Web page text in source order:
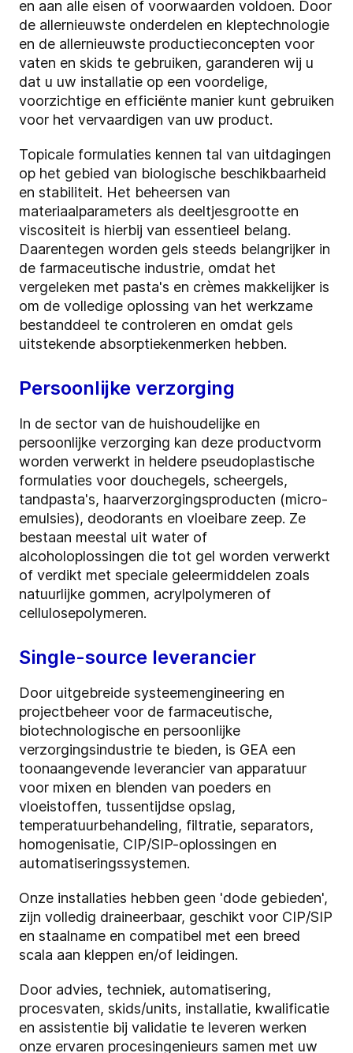
en aan alle eisen of voorwaarden voldoen. Door
de allernieuwste onderdelen en kleptechnologie
en de allernieuwste productieconcepten voor
vaten en skids te gebruiken, garanderen wij u
dat u uw installatie op een voordelige,
voorzichtige en efficiënte manier kunt gebruiken
voor het vervaardigen van uw product.
Topicale formulaties kennen tal van uitdagingen
op het gebied van biologische beschikbaarheid
en stabiliteit. Het beheersen van
materiaalparameters als deeltjesgrootte en
viscositeit is hierbij van essentieel belang.
Daarentegen worden gels steeds belangrijker in
de farmaceutische industrie, omdat het
vergeleken met pasta's en crèmes makkelijker is
om de volledige oplossing van het werkzame
bestanddeel te controleren en omdat gels
uitstekende absorptiekenmerken hebben.
Persoonlijke verzorging
In de sector van de huishoudelijke en
persoonlijke verzorging kan deze productvorm
worden verwerkt in heldere pseudoplastische
formulaties voor douchegels, scheergels,
tandpasta's, haarverzorgingsproducten (micro-
emulsies), deodorants en vloeibare zeep. Ze
bestaan meestal uit water of
alcoholoplossingen die tot gel worden verwerkt
of verdikt met speciale geleermiddelen zoals
natuurlijke gommen, acrylpolymeren of
cellulosepolymeren.
Single-source leverancier
Door uitgebreide systeemengineering en
projectbeheer voor de farmaceutische,
biotechnologische en persoonlijke
verzorgingsindustrie te bieden, is GEA een
toonaangevende leverancier van apparatuur
voor mixen en blenden van poeders en
vloeistoffen, tussentijdse opslag,
temperatuurbehandeling, filtratie, separators,
homogenisatie, CIP/SIP-oplossingen en
automatiseringssystemen.
Onze installaties hebben geen 'dode gebieden',
zijn volledig draineerbaar, geschikt voor CIP/SIP
en staalname en compatibel met een breed
scala aan kleppen en/of leidingen.
Door advies, techniek, automatisering,
procesvaten, skids/units, installatie, kwalificatie
en assistentie bij validatie te leveren werken
onze ervaren procesingenieurs samen met uw